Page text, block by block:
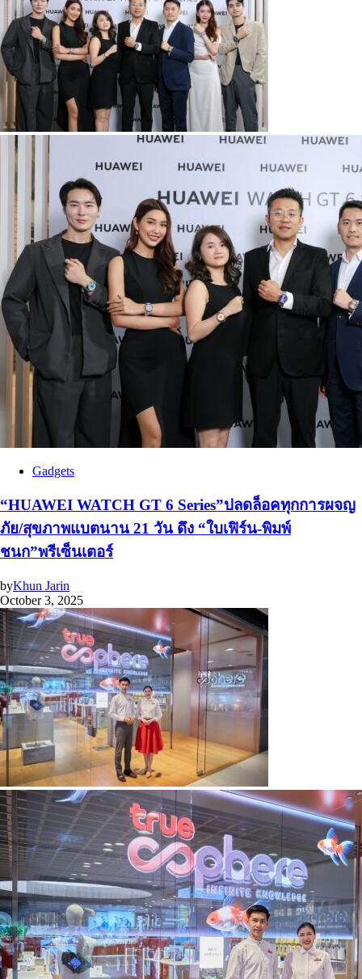
Gadgets
“HUAWEI WATCH GT 6 Series”ปลดล็อคทุกการผจญ
ภัย/สุขภาพแบตนาน 21 วัน ดึง “ใบเฟิร์น-พิมพ์
ชนก”พรีเซ็นเตอร์
byKhun Jarin
October 3, 2025